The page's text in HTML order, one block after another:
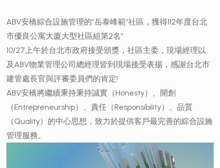
ABV安橋綜合設施管理的”岳泰峰範”社區，獲得112年度台北
市優良公寓大廈大型社區組第2名”
10/27上午於台北市政府接受頒獎，社區主委，現場經理以
及ABV物業管理公司總經理皆到現場接受表揚，感謝台北市
建管處長官與評審委員們的肯定!
ABV安橋將繼續秉持秉持誠實（Honesty）、開創
（Entrepreneurship）、責任（Responsibility）、品質
（Quality）的中心思想，致力於提供客戶最完善的綜合設施
管理服務。